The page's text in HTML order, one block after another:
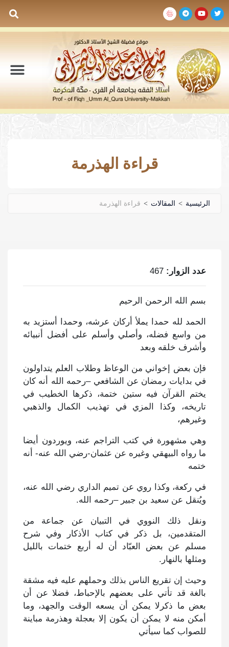
قراءة الهذرمة
الرئيسية > المقالات > قراءة الهذرمة
عدد الزوار: 467
بسم الله الرحمن الرحيم
الحمد لله حمدا يملأ أركان عرشه، وحمدا أستزيد به
من واسع فضله، وأصلي وأسلم على أفضل أنبيائه
وأشرف خلقه وبعد
فإن بعض إخواني من الوعاظ وطلاب العلم يتداولون
في بدايات رمضان عن الشافعي –رحمه الله أنه كان
يختم القرآن فيه ستين ختمة، ذكرها الخطيب في
تاريخه، وكذا المزي في تهذيب الكمال والذهبي
وغيرهم،
وهي مشهورة في كتب التراجم عنه، ويوردون أيضا
ما رواه البيهقي وغيره عن عثمان-رضي الله عنه- أنه
ختمه
في ركعة، وكذا روي عن تميم الداري رضي الله عنه،
ويُنقل عن سعيد بن جبير –رحمه الله.
ونقل ذلك النووي في التبيان عن جماعة من
المتقدمين، بل ذكر في كتاب الأذكار وفي شرح
مسلم عن بعض العبّاد أن له أربع ختمات بالليل
ومثلها بالنهار.
وحيث إن تقريع الناس بذلك وحملهم عليه فيه مشقة
بالغة قد تأتي على بعضهم بالإحباط، فضلا عن أن
بعض ما ذكرلا يمكن أن يسعه الوقت والجهد، وما
أمكن منه لا يمكن أن يكون إلا بعجلة وهذرمة مباينة
للصواب كما سيأتي